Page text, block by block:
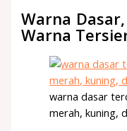
Warna
Warna
warna dasar
merah, kuning,